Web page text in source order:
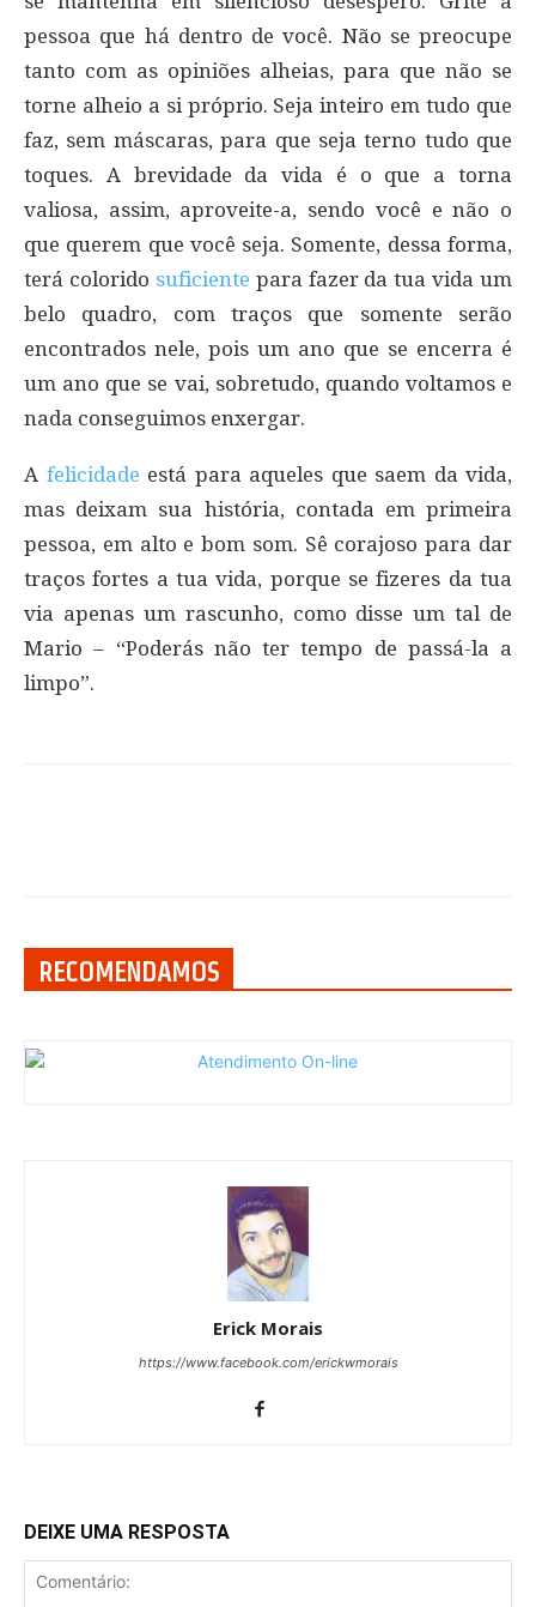
pessoa que há dentro de você. Não se preocupe
tanto com as opiniões alheias, para que não se
torne alheio a si próprio. Seja inteiro em tudo que
faz, sem máscaras, para que seja terno tudo que
toques. A brevidade da vida é o que a torna
valiosa, assim, aproveite-a, sendo você e não o
que querem que você seja. Somente, dessa forma,
terá colorido suficiente para fazer da tua vida um
belo quadro, com traços que somente serão
encontrados nele, pois um ano que se encerra é
um ano que se vai, sobretudo, quando voltamos e
nada conseguimos enxergar.
A felicidade está para aqueles que saem da vida,
mas deixam sua história, contada em primeira
pessoa, em alto e bom som. Sê corajoso para dar
traços fortes a tua vida, porque se fizeres da tua
via apenas um rascunho, como disse um tal de
Mario – “Poderás não ter tempo de passá-la a
limpo”.
RECOMENDAMOS
Erick Morais
https://www.facebook.com/erickwmorais
DEIXE UMA RESPOSTA